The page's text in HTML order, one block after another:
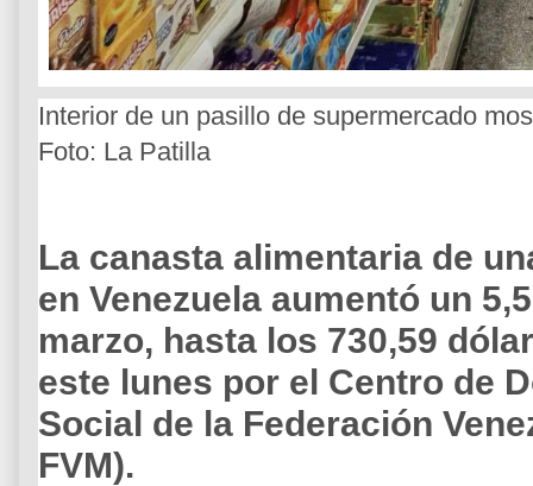
Interior de un pasillo de supermercado
Foto: La Patilla
La canasta alimentaria de
en Venezuela aumentó un
marzo, hasta los 730,59
este lunes por el Centro de
Social de la Federación
FVM).